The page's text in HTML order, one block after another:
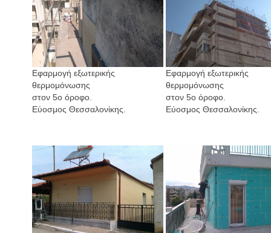
Εφαρμογή εξωτερικής
θερμομόνωσης
στον 5ο όροφο.
Εύοσμος Θεσσαλονίκης.
Εφαρμογή εξωτερικής
θερμομόνωσης
στον 5ο όροφο.
Εύοσμος Θεσσαλονίκης.